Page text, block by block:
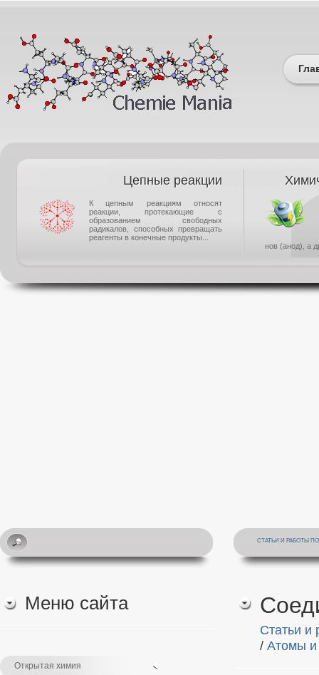
Цепные реакции
К цепным реакциям относят
реакции, протекающие с
образованием свободных
радикалов, способных превращать
реагенты в конечные продукты...
нов (анод), а
СТАТЬИ И РАБОТЫ
Меню сайта
Открытая химия
Статьи и
/ Атомы